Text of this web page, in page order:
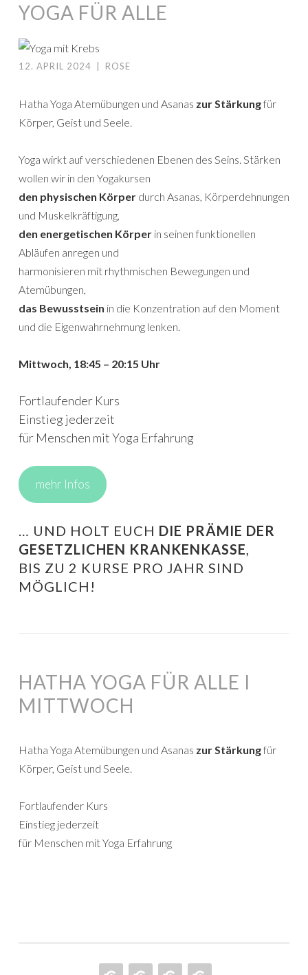
YOGA FÜR ALLE
12. APRIL 2024 ROSE
Hatha Yoga Atemübungen und Asanas zur Stärkungfür
Körper, Geist und Seele.
Yoga wirkt auf verschiedenen Ebenen des Seins. Stärken
wollen wir in den Yogakursen
den physischen Körper durch Asanas, Körperdehnungen
und Muskelkräftigung,
den energetischen Körper in seinen funktionellen
Abläufen anregen und
harmonisieren mit rhythmischen Bewegungen und
Atemübungen,
das Bewusstsein in die Konzentration auf den Moment
und die Eigenwahrnehmung lenken.
Mittwoch, 18:45 – 20:15 Uhr
Fortlaufender Kurs
Einstieg jederzeit
für Menschen mit Yoga Erfahrung
mehr Infos
… UND HOLT EUCH DIE PRÄMIE DER
GESETZLICHEN KRANKENKASSE
BIS ZU 2 KURSE PRO JAHR SIND
MÖGLICH!
HATHA YOGA FÜR ALLE I
MITTWOCH
Hatha Yoga Atemübungen und Asanas zur Stärkungfür
Körper, Geist und Seele.
Fortlaufender Kurs
Einstieg jederzeit
für Menschen mit Yoga Erfahrung